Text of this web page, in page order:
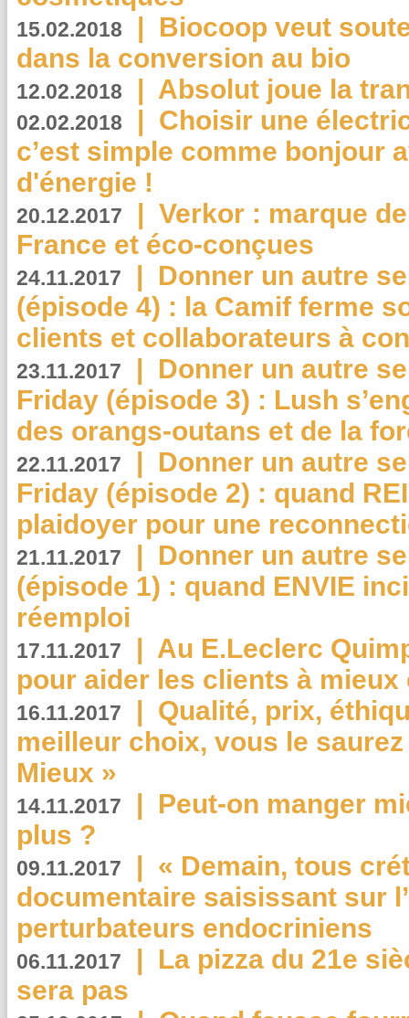
15.02.2018 | Biocoop veut
dans la conversion au bio
12.02.2018 | Absolut joue la
02.02.2018 | Choisir une
c’est simple comme bonjour
d'énergie !
20.12.2017 | Verkor : marque
France et éco-conçues
24.11.2017 | Donner un autre
(épisode 4) : la Camif ferme
clients et collaborateurs à
23.11.2017 | Donner un autre
Friday (épisode 3) : Lush
des orangs-outans et de la
22.11.2017 | Donner un autre
Friday (épisode 2) : quand
plaidoyer pour une
21.11.2017 | Donner un autre
(épisode 1) : quand ENVIE
réemploi
17.11.2017 | Au E.Leclerc
pour aider les clients à
16.11.2017 | Qualité, prix,
meilleur choix, vous le
Mieux »
14.11.2017 | Peut-on manger
plus ?
09.11.2017 | « Demain, tous
documentaire saisissant sur
perturbateurs endocriniens
06.11.2017 | La pizza du 21e
sera pas